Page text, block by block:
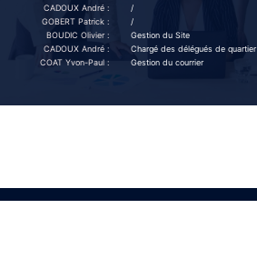
CADOUX André :
GOBERT Patrick :
BOUDIC Olivier :
CADOUX André :
COAT Yvon-Paul :
/
/
Gestion du Site
Chargé des délégués de quartier
Gestion du courrier